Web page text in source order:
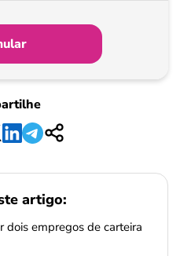
artigo:
dois empregos de carteira